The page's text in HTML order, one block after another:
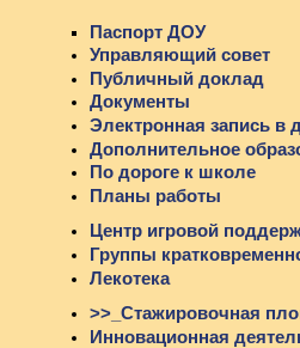
Паспорт ДОУ
Управляющий совет
Публичный доклад
Документы
Электронная запись в
Дополнительное
По дороге к школе
Планы работы
Центр игровой
Группы
Лекотека
>>_Стажировочная
Инновационная